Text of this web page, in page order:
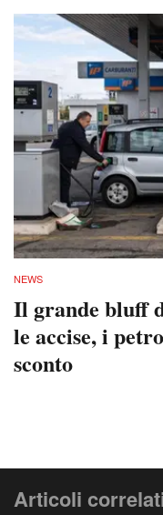
NEWS
Il grande bluff
le accise, i
sconto
Articoli